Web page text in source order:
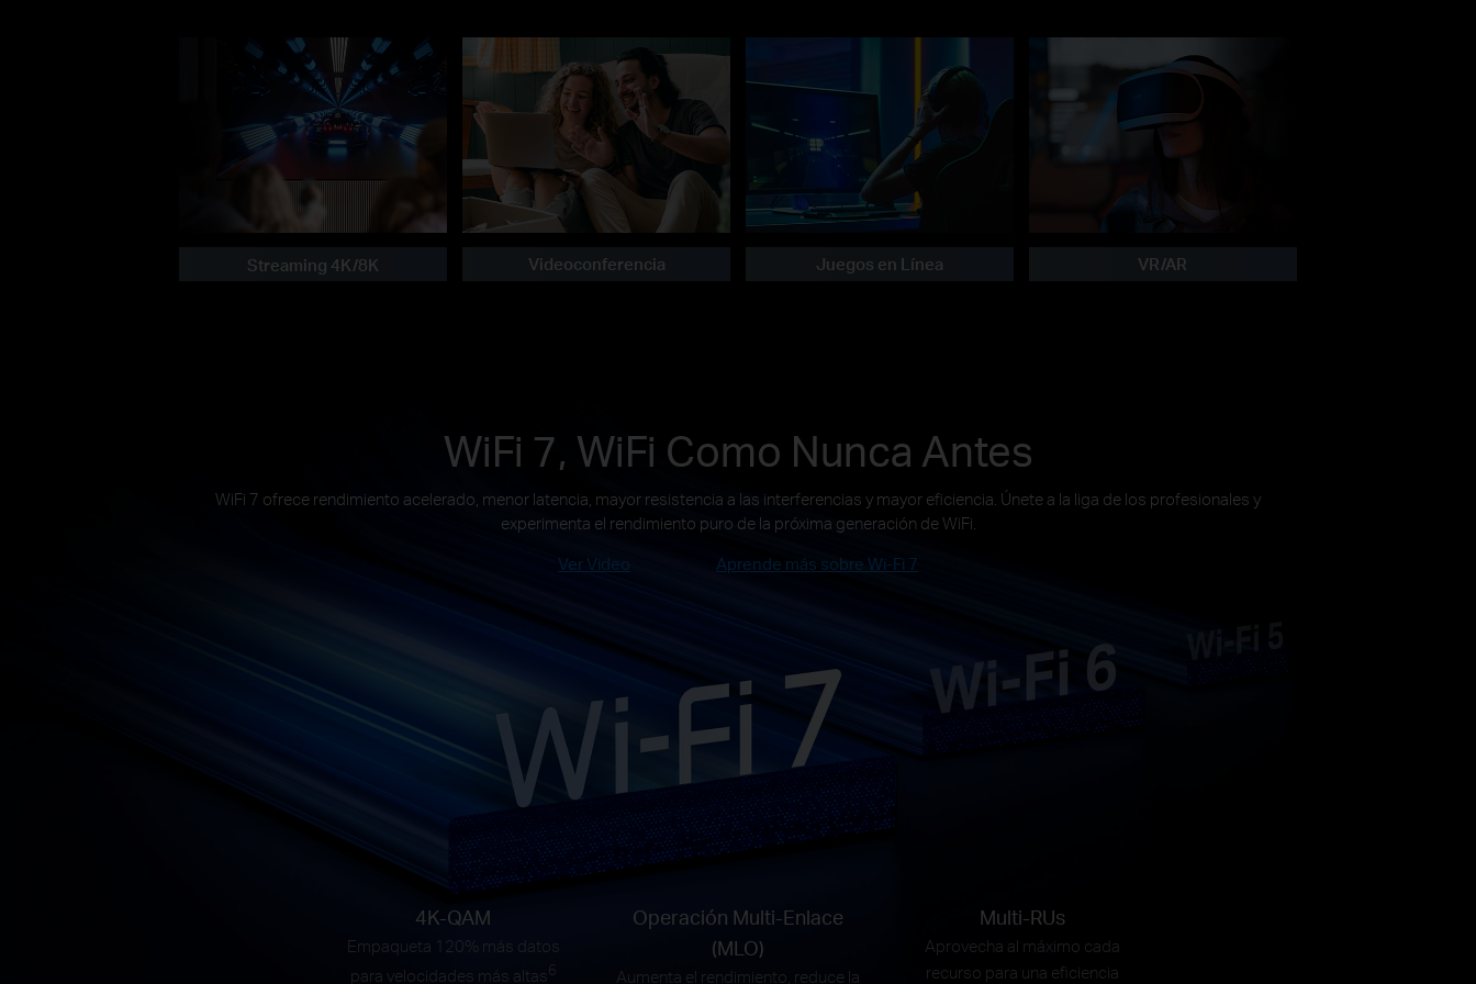
Streaming 4K/8K Videoconferencia Juegos en Línea VR/AR
WiFi 7, WiFi Como Nunca Antes
WiFi 7 ofrece rendimiento acelerado, menor latencia, mayor resistencia a las interferencias y mayor eficiencia. Únete a la liga de los profesionales y
experimenta el rendimiento puro de la próxima generación de WiFi.
Ver Video
Aprende más sobre Wi-Fi 7
4K-QAM
Empaqueta 120% más datos
para velocidades más altas6
Operación Multi-Enlace
(MLO)
Aumenta el rendimiento, reduce la
Multi-RUs
Aprovecha al máximo cada
recurso para una eficiencia